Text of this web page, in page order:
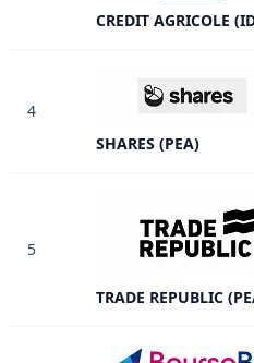
CREDIT AGRICOLE
4
SHARES (PEA)
5
TRADE REPUBLIC